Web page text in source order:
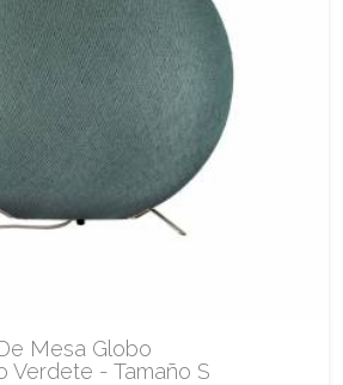
Mesa Globo
Verdete - Tamaño S